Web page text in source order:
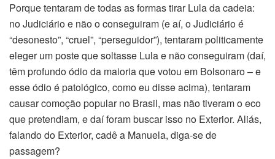
Porque tentaram de todas as formas tirar Lula da cadeia:
no Judiciário e não o conseguiram (e aí, o Judiciário é
“desonesto”, “cruel”, “perseguidor”), tentaram politicamente
eleger um poste que soltasse Lula e não conseguiram (daí,
têm profundo ódio da maioria que votou em Bolsonaro – e
esse ódio é patológico, como eu disse acima), tentaram
causar comoção popular no Brasil, mas não tiveram o eco
que pretendiam, e daí foram buscar isso no Exterior. Aliás,
falando do Exterior, cadê a Manuela, diga-se de
passagem?